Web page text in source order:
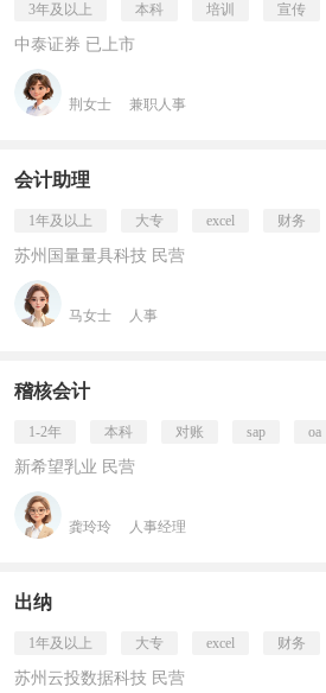
3年及以上 本科 培训 宣传
中泰证券 已上市
荆女士 兼职人事
会计助理
1年及以上 大专 excel 财务
苏州国量量具科技 民营
马女士 人事
稽核会计
1-2年 本科 对账 sap oa
新希望乳业 民营
龚玲玲 人事经理
出纳
1年及以上 大专 excel 财务
苏州云投数据科技 民营